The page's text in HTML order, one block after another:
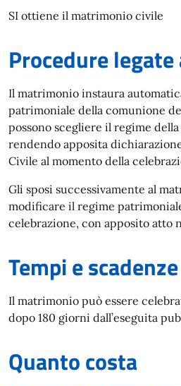
SI ottiene il matrimonio civile
Procedure
Il matrimonio instaura
patrimoniale della comunione
possono scegliere il regime
rendendo apposita
Civile al momento della
Gli sposi successivamente al
modificare il regime
celebrazione, con apposito atto
Tempi e scadenze
Il matrimonio può essere
dopo 180 giorni dall’eseguita
Quanto costa